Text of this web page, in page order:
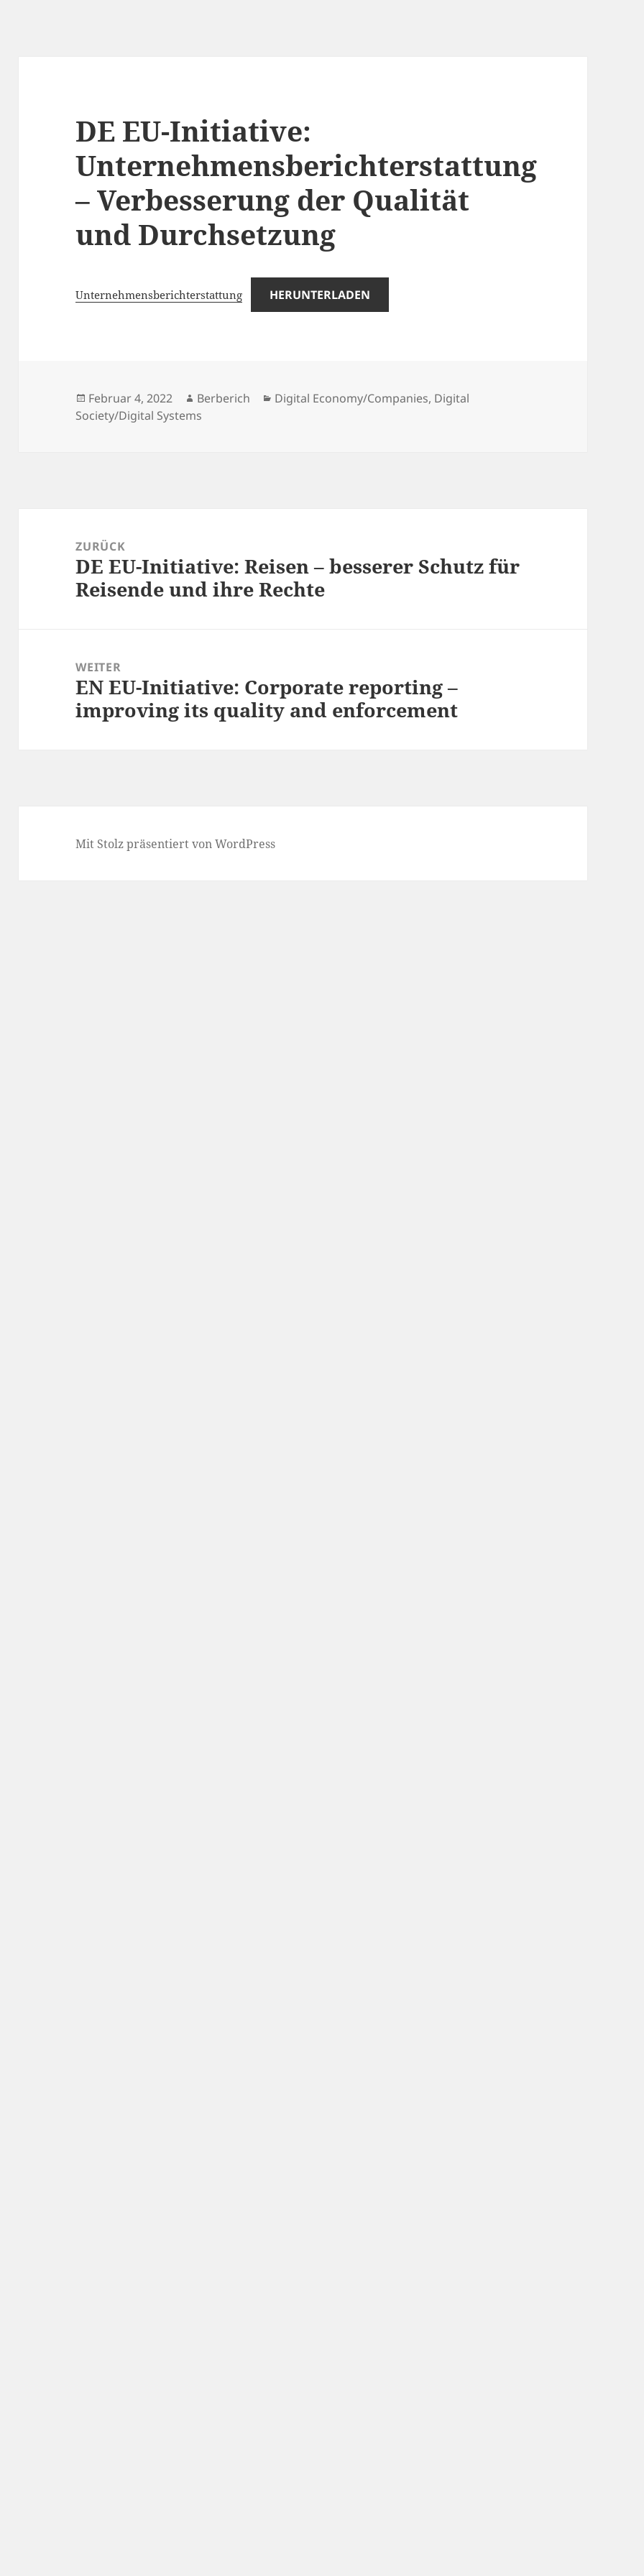
DE EU-Initiative:
Unternehmensberichterstattung
– Verbesserung der Qualität
und Durchsetzung
Unternehmensberichterstattung HERUNTERLADEN
Veröffentlicht
am
Februar 4, 2022 Autor
Berberich Kategorien
Digital Economy/Companies, Digital
Society/Digital Systems
NavigationZURÜCK
Vorheriger
Beitrag:
DE EU-Initiative: Reisen – besserer Schutz für
Reisende und ihre Rechte
WEITER
Nächster
Beitrag:
EN EU-Initiative: Corporate reporting –
improving its quality and enforcement
Mit Stolz präsentiert von WordPress